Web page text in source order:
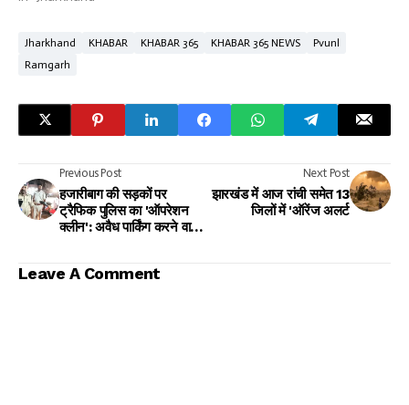
Jharkhand KHABAR KHABAR 365 KHABAR 365 NEWS
Pvunl
Ramgarh
Previous Post
हजारीबाग की सड़कों पर
ट्रैफिक पुलिस का 'ऑपरेशन
क्लीन': अवैध पार्किंग करने वालों
Next Post
झारखंड में आज रांची समेत 13
जिलों में 'ऑरेंज अलर्ट
Leave A Comment